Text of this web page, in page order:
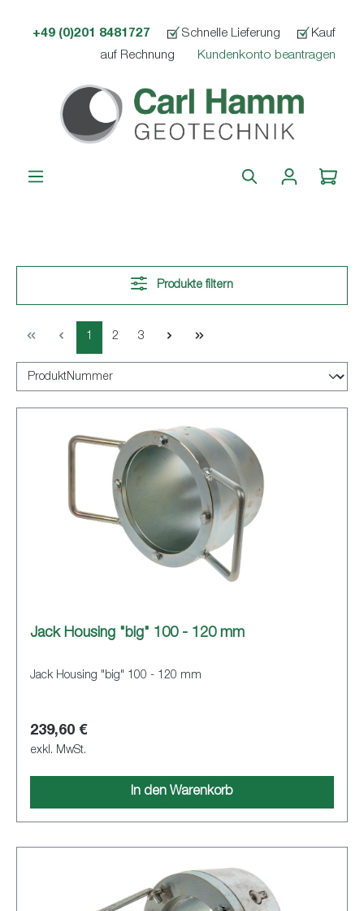
+49 (0)201 8481727 Schnelle Lieferung
Kauf
auf Rechnung
Kundenkonto beantragen
Produkte filtern
1 2 3
Jack Housing "big" 100 - 120 mm
Jack Housing "big" 100 - 120 mm
239,60 €
exkl. MwSt.
In den Warenkorb